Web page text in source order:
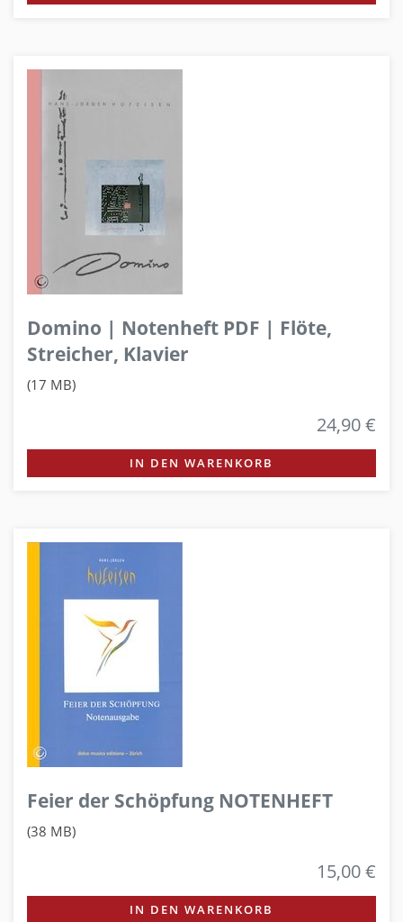
Domino | Notenheft PDF | Flöte,
Streicher, Klavier
(17 MB)
24,90 €
IN DEN WARENKORB
Feier der Schöpfung NOTENHEFT
(38 MB)
15,00 €
IN DEN WARENKORB